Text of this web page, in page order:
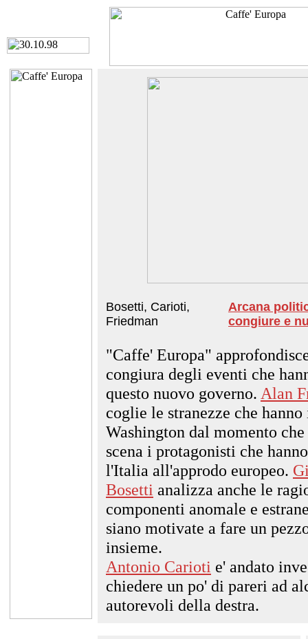
Bosetti, Carioti,
Friedman
Arcana
congiure e
"Caffe' Europa"
congiura degli eventi che
questo nuovo governo. Alan
coglie le stranezze che
Washington dal momento
scena i protagonisti che
l'Italia all'approdo europeo.
Bosetti analizza anche le
componenti anomale e
siano motivate a fare un
insieme.
Antonio Carioti e' andato
chiedere un po' di pareri ad
autorevoli della destra.